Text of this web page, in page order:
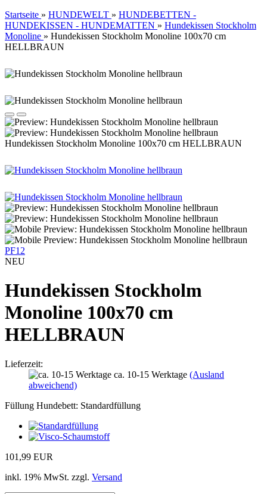
Startseite » HUNDEWELT » HUNDEBETTEN -
HUNDEKISSEN - HUNDEMATTEN » Hundekissen Stockholm
Monoline » Hundekissen Stockholm Monoline 100x70 cm
HELLBRAUN
Hundekissen Stockholm Monoline 100x70 cm HELLBRAUN
PF12
NEU
Hundekissen Stockholm
Monoline 100x70 cm
HELLBRAUN
Lieferzeit:
ca. 10-15 Werktage (Ausland
abweichend)
Füllung Hundebett: Standardfüllung
101,99 EUR
inkl. 19% MwSt. zzgl. Versand